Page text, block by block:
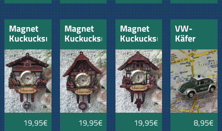
Magnet
Kuckucksuhr
"Schwarzwald"
Pferdegespann-
Musiker
und
Holzschild
19,95€
Magnet
Kuckucksuhr
"Schwarzwald"
Liebespaare-
Kinder
und
Holzschild
19,95€
Magnet
Kuckucksuhr
"Schwarzwald"
Mühlrad
-
Schwarzwälder
und
Holzschild
19,95€
VW-
Käfer
Polizei
8,95€